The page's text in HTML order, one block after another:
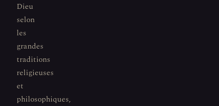
Dieu
selon
les
grandes
traditions
religieuses
et
philosophiques,